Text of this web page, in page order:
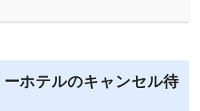
ーホテルのキャンセル待